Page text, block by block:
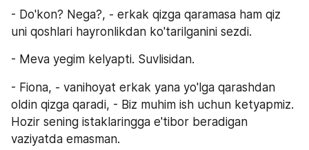
- Do'kon? Nega?, - erkak qizga qaramasa ham qiz
uni qoshlari hayronlikdan ko'tarilganini sezdi.
- Meva yegim kelyapti. Suvlisidan.
- Fiona, - vanihoyat erkak yana yo'lga qarashdan
oldin qizga qaradi, - Biz muhim ish uchun ketyapmiz.
Hozir sening istaklaringga e'tibor beradigan
vaziyatda emasman.